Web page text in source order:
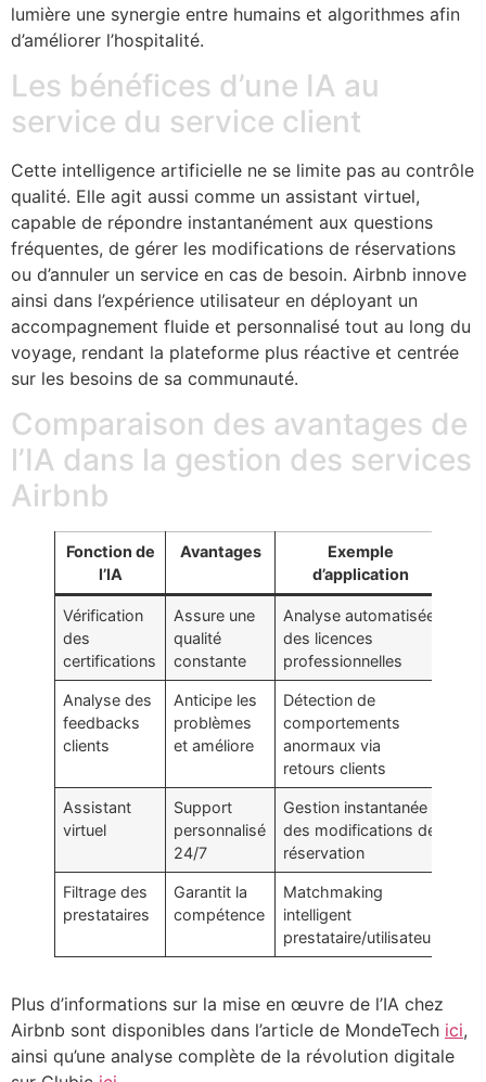
lumière une synergie entre humains et algorithmes afin
d’améliorer l’hospitalité.
Les bénéfices d’une IA au
service du service client
Cette intelligence artificielle ne se limite pas au contrôle
qualité. Elle agit aussi comme un assistant virtuel,
capable de répondre instantanément aux questions
fréquentes, de gérer les modifications de réservations
ou d’annuler un service en cas de besoin. Airbnb innove
ainsi dans l’expérience utilisateur en déployant un
accompagnement fluide et personnalisé tout au long du
voyage, rendant la plateforme plus réactive et centrée
sur les besoins de sa communauté.
Comparaison des avantages de
l’IA dans la gestion des services
Airbnb
Fonction de
l’IA
Avantages
Exemple
d’application
Vérification
des
certifications
Assure une
qualité
constante
Analyse automatisée
des licences
professionnelles
Analyse des
feedbacks
clients
Anticipe les
problèmes
et améliore
Détection de
comportements
anormaux via
retours clients
Assistant
virtuel
Support
personnalisé
24/7
Gestion instantanée
des modifications de
réservation
Filtrage des
prestataires
Garantit la
compétence
Matchmaking
intelligent
prestataire/utilisateur
Plus d’informations sur la mise en œuvre de l’IA chez
Airbnb sont disponibles dans l’article de MondeTech ici,
ainsi qu’une analyse complète de la révolution digitale